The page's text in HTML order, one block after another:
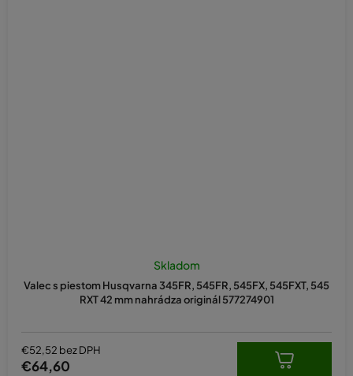
Valec s piestom Husqvarna 345FR, 545FR, 545FX, 545FXT, 545
RXT 42 mm nahrádza originál 577274901
Skladom
€52,52 bez DPH
€64,60